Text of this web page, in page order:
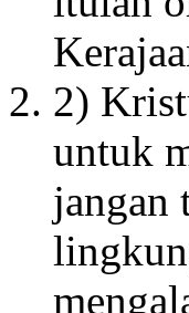
2)
untuk
jangan